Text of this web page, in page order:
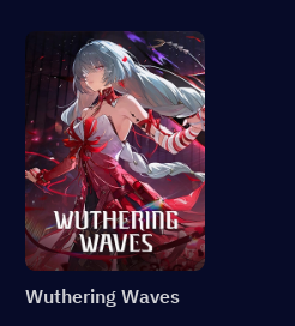
Wuthering Waves